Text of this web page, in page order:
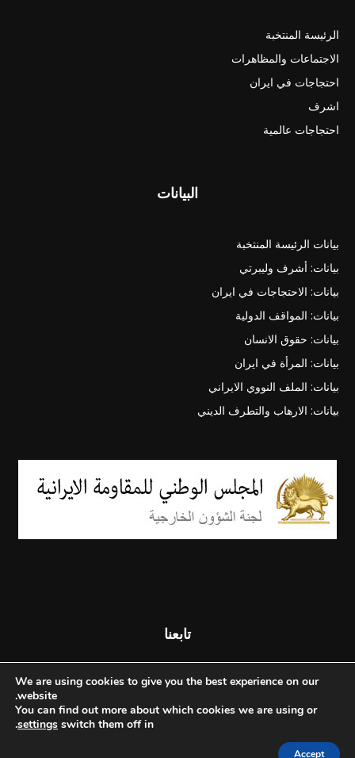
الرئيسة المنتخبة
الاجتماعات والمظاهرات
احتجاجات في ايران
اشرف
احتجاجات عالمية
البيانات
بيانات الرئيسة المنتخبة
بيانات: أشرف وليبرتي
بيانات: الاحتجاجات في ايران
بيانات: المواقف الدولية
بيانات: حقوق الانسان
بيانات: المرأة في ايران
بيانات: الملف النووي الايراني
بيانات: الارهاب والتطرف الديني
تابعنا
We are using cookies to give you the best experience on our
website.
You can find out more about which cookies we are using or
switch them off in
settings
.
Accept